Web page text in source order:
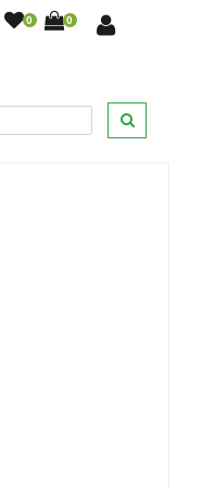
0 0
ROYALTY LINE
2000W